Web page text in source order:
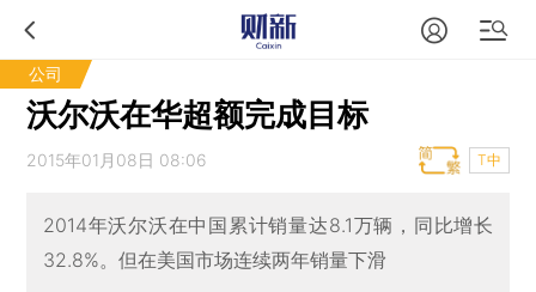
公司
沃尔沃在华超额完成目标
2015年01月08日 08:06 T中
2014年沃尔沃在中国累计销量达8.1万辆，同比增长
32.8%。但在美国市场连续两年销量下滑